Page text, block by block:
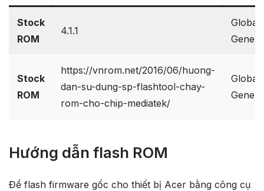
Stock
ROM
4.1.1
Global
Stock
ROM
https://vnrom.net/2016/06/huong-
dan-su-dung-sp-flashtool-chay-
rom-cho-chip-mediatek/
Global
Hướng dẫn flash ROM
Để flash firmware gốc cho thiết bị Acer bằng công cụ